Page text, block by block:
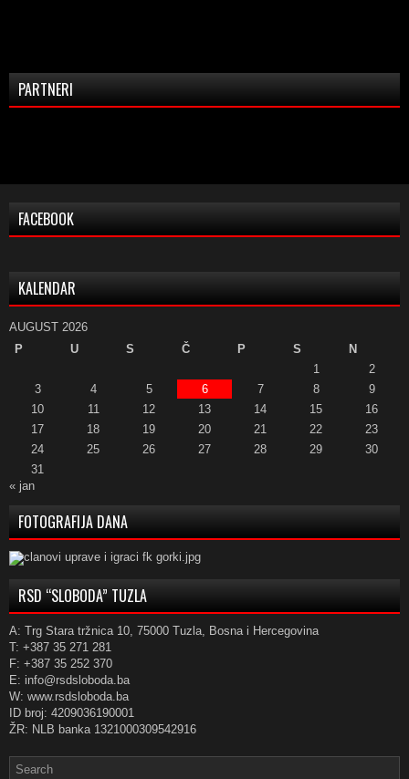
PARTNERI
FACEBOOK
KALENDAR
AUGUST 2026
P
U S Č P S
N
1
2
3
4 5 6 7 8
9
10
11 12 13 14 15
16
17
18 19 20 21 22
23
24
25 26 27 28 29
30
31
« jan
FOTOGRAFIJA DANA
RSD “SLOBODA” TUZLA
A: Trg Stara tržnica 10, 75000 Tuzla, Bosna i Hercegovina
T: +387 35 271 281
F: +387 35 252 370
E: info@rsdsloboda.ba
W: www.rsdsloboda.ba
ID broj: 4209036190001
ŽR: NLB banka 1321000309542916